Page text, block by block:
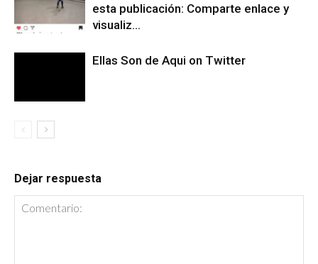
esta publicación: Comparte enlace y
visualiz…
Ellas Son de Aqui on Twitter
Dejar respuesta